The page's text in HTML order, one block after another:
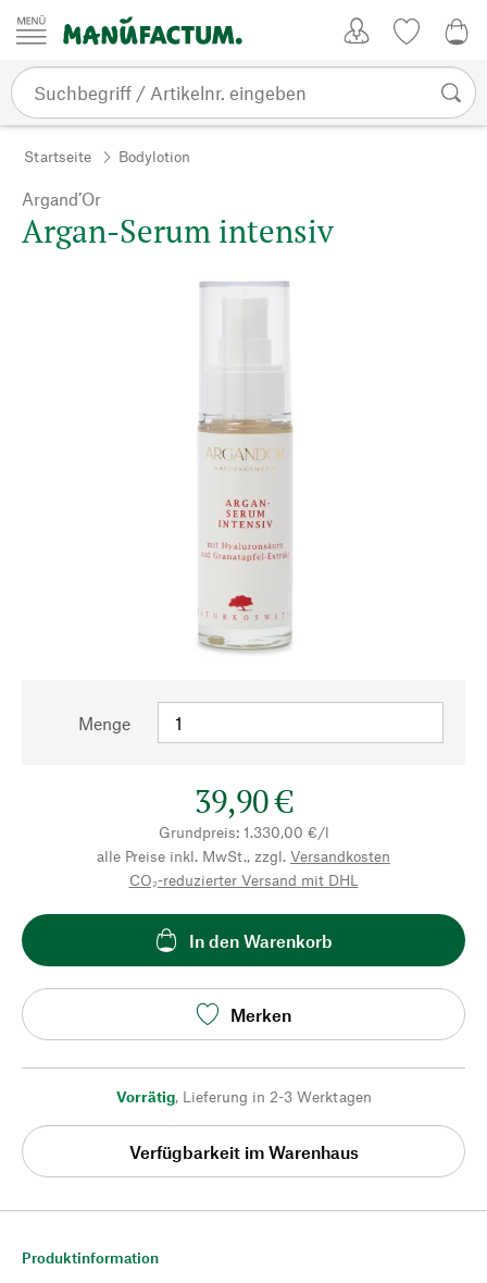
Zum Inhalt springen
Startseite Bodylotion
Argand’Or
Argan-Serum intensiv
Menge
39,90 €
Grundpreis: 1.330,00 €/l
alle Preise inkl. MwSt., zzgl. Versandkosten
CO₂-reduzierter Versand mit DHL
In den Warenkorb
Merken
Vorrätig, Lieferung in 2-3 Werktagen
Verfügbarkeit im Warenhaus
Produktinformation